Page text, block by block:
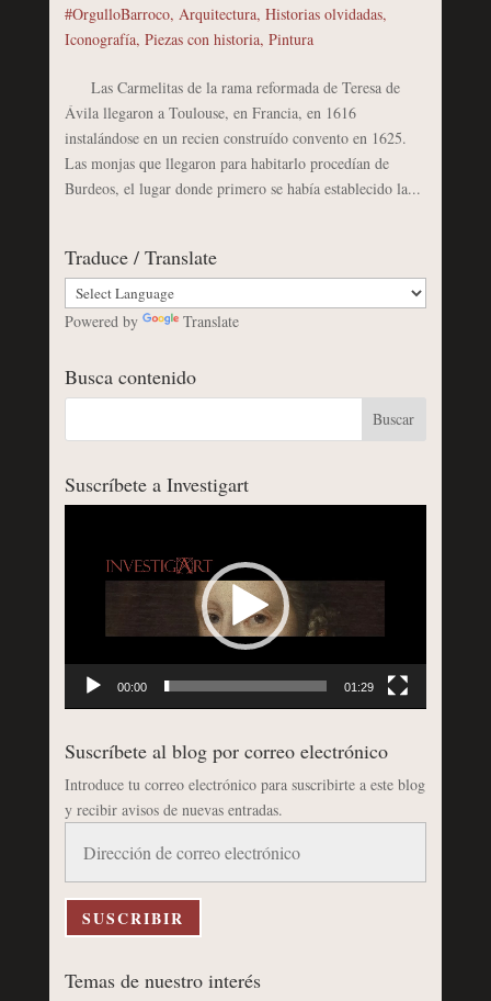
#OrgulloBarroco, Arquitectura, Historias olvidadas,
Iconografía, Piezas con historia, Pintura
Las Carmelitas de la rama reformada de Teresa de
Ávila llegaron a Toulouse, en Francia, en 1616
instalándose en un recien construído convento en 1625.
Las monjas que llegaron para habitarlo procedían de
Burdeos, el lugar donde primero se había establecido la...
Traduce / Translate
Powered by Translate
Busca contenido
Suscríbete a Investigart
00:00 01:29
Suscríbete al blog por correo electrónico
Introduce tu correo electrónico para suscribirte a este blog
y recibir avisos de nuevas entradas.
correo
electrónico
SUSCRIBIR
Temas de nuestro interés